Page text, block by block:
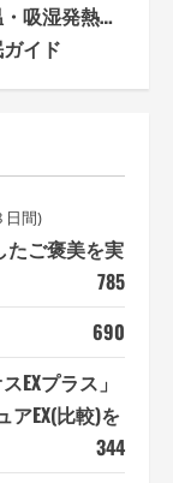
吸湿発熱…
イド
日間)
たご褒美を実
785
690
EXプラス」
EX(比較)を
344